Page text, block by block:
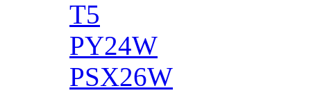
T5
PY24W
PSX26W